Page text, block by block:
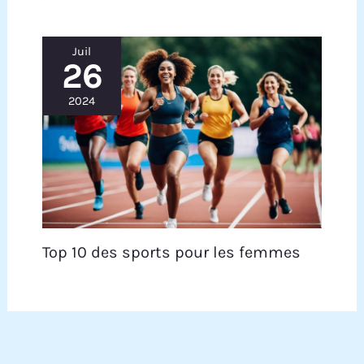
Juil
26
2024
Top 10 des sports pour les femmes